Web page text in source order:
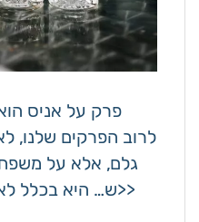
פרק על אניס הוא
לרוב הפרקים שלנו,
גלם, אלא על
ש… היא בכלל לא משפחה! לינק לכתבה>>